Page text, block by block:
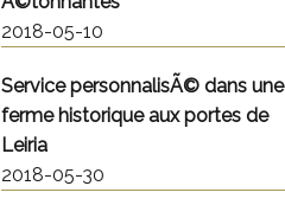
2018-05-10
Service personnalisÃ© dans une
ferme historique aux portes de
Leiria
2018-05-30